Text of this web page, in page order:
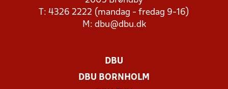
T: 4326 2222 (mandag - fredag 9-16)
M: dbu@dbu.dk
DBU
DBU BORNHOLM